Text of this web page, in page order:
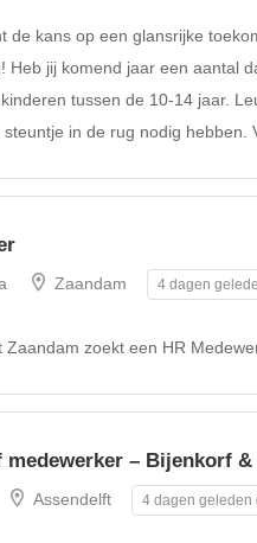
de kans op een glansrijke
Heb jij komend jaar een aantal
tussen de 10-14 jaar.
in de rug nodig hebben.
Zaandam 4 dagen
Zaandam zoekt een HR
– Bijenkorf &
Assendelft 4 dagen geleden